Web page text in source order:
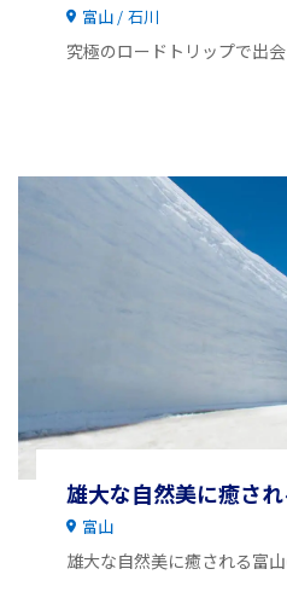
富山 石川
究極のロードトリップで出
雄大な自然美に癒さ
富山
雄大な自然美に癒される富